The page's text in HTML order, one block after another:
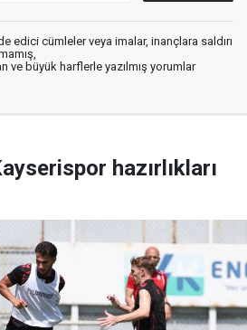
edici cümleler veya imalar, inançlara saldırı
ve büyük harflerle yazılmış yorumlar
hazırlıkları